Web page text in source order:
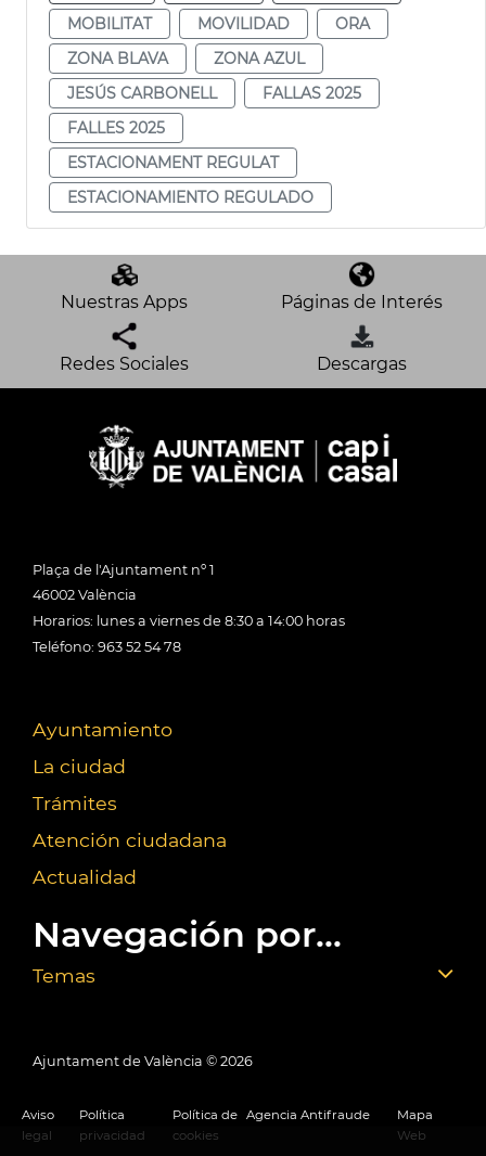
MOBILITAT
MOVILIDAD
ORA
ZONA BLAVA
ZONA AZUL
JESÚS CARBONELL
FALLAS 2025
FALLES 2025
ESTACIONAMENT REGULAT
ESTACIONAMIENTO REGULADO
Nuestras Apps Páginas de Interés
Redes Sociales Descargas
Plaça de l'Ajuntament nº 1
46002 València
Horarios: lunes a viernes de 8:30 a 14:00 horas
Teléfono: 963 52 54 78
Ayuntamiento
La ciudad
Trámites
Atención ciudadana
Actualidad
Navegación por...
Temas
Ajuntament de València © 2026
Aviso
legal
Política
privacidad
Política de
cookies
Agencia Antifraude
Mapa
Web